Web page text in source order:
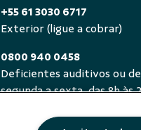
+55 61 3030 6717
Exterior (ligue a cobrar)
0800 940 0458
Deficientes auditivos ou
segunda a sexta, das 8h às